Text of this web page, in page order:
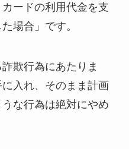
ードの利用代金を支
場合」です。
欺行為にあたりま
入れ、そのまま計画
な行為は絶対にやめ